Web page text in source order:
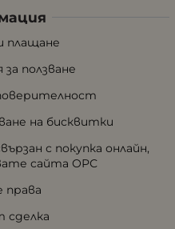
плащане
ползване
на бисквитки
с покупка онлайн,
сайта ОРС
сделка